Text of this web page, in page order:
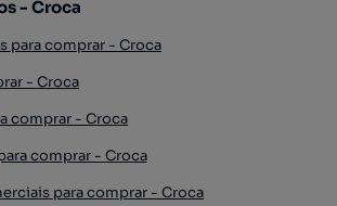
- Croca
para comprar - Croca
- Croca
comprar - Croca
comprar - Croca
para comprar - Croca